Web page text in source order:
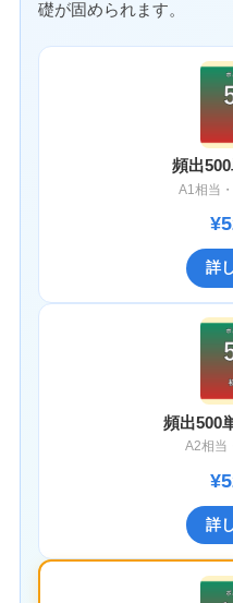
礎が固められます。
頻出
A1相当
詳
頻出500
A2相当
詳